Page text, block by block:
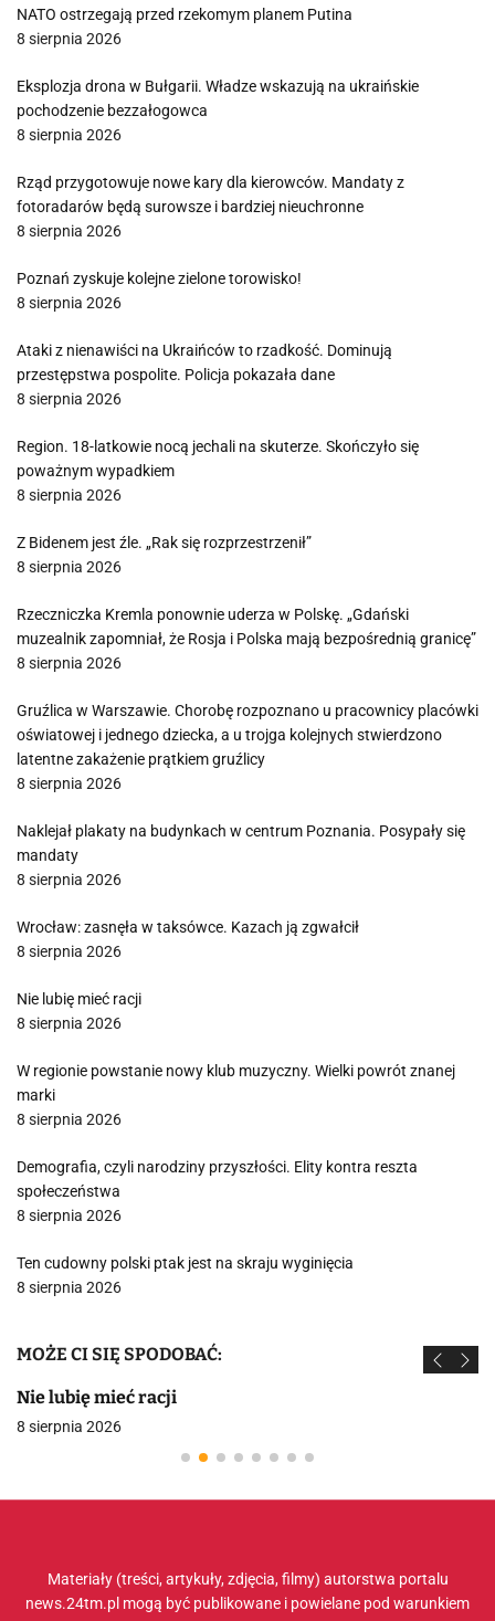
NATO ostrzegają przed rzekomym planem Putina
8 sierpnia 2026
Eksplozja drona w Bułgarii. Władze wskazują na ukraińskie
pochodzenie bezzałogowca
8 sierpnia 2026
Rząd przygotowuje nowe kary dla kierowców. Mandaty z
fotoradarów będą surowsze i bardziej nieuchronne
8 sierpnia 2026
Poznań zyskuje kolejne zielone torowisko!
8 sierpnia 2026
Ataki z nienawiści na Ukraińców to rzadkość. Dominują
przestępstwa pospolite. Policja pokazała dane
8 sierpnia 2026
Region. 18-latkowie nocą jechali na skuterze. Skończyło się
poważnym wypadkiem
8 sierpnia 2026
Z Bidenem jest źle. „Rak się rozprzestrzenił”
8 sierpnia 2026
Rzeczniczka Kremla ponownie uderza w Polskę. „Gdański
muzealnik zapomniał, że Rosja i Polska mają bezpośrednią granicę”
8 sierpnia 2026
Gruźlica w Warszawie. Chorobę rozpoznano u pracownicy placówki
oświatowej i jednego dziecka, a u trojga kolejnych stwierdzono
latentne zakażenie prątkiem gruźlicy
8 sierpnia 2026
Naklejał plakaty na budynkach w centrum Poznania. Posypały się
mandaty
8 sierpnia 2026
Wrocław: zasnęła w taksówce. Kazach ją zgwałcił
8 sierpnia 2026
Nie lubię mieć racji
8 sierpnia 2026
W regionie powstanie nowy klub muzyczny. Wielki powrót znanej
marki
8 sierpnia 2026
Demografia, czyli narodziny przyszłości. Elity kontra reszta
społeczeństwa
8 sierpnia 2026
Ten cudowny polski ptak jest na skraju wyginięcia
8 sierpnia 2026
MOŻE CI SIĘ SPODOBAĆ:
Nie lubię mieć racji
8 sierpnia 2026
Materiały (treści, artykuły, zdjęcia, filmy) autorstwa portalu
news.24tm.pl mogą być publikowane i powielane pod warunkiem